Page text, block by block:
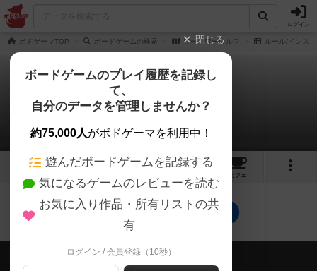
ログイン
ボドゲーマTOP ボードゲームの検索 ワー！ワーウルフ ルール/インスト
ワー！ワーウルフ
0件のルール/インスト
3 2
カフェ
ワー！ワーウルフのトップに戻る
会員の新しい投稿
閉じる
ボードゲームのプレイ履歴を記録し
て、
自分のデータを管理しませんか？
約75,000人がボドゲーマを利用中！
遊んだボードゲームを記録する
気になるゲームのレビューを読む
お気に入り作品・所有リストの共
有
ログイン / 会員登録（10秒）